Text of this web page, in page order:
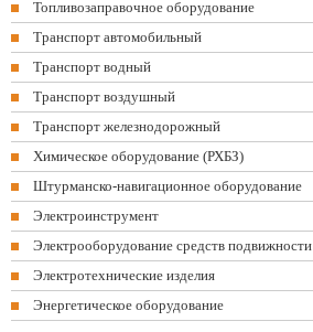
Топливозаправочное оборудование
Транспорт автомобильный
Транспорт водный
Транспорт воздушный
Транспорт железнодорожный
Химическое оборудование (РХБЗ)
Штурманско-навигационное оборудование
Электроинструмент
Электрооборудование средств подвижности
Электротехнические изделия
Энергетическое оборудование